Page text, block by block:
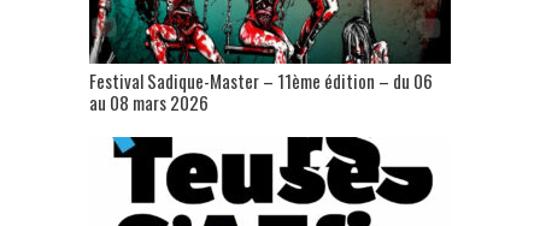
Festival Sadique-Master – 11ème édition – du 06
au 08 mars 2026